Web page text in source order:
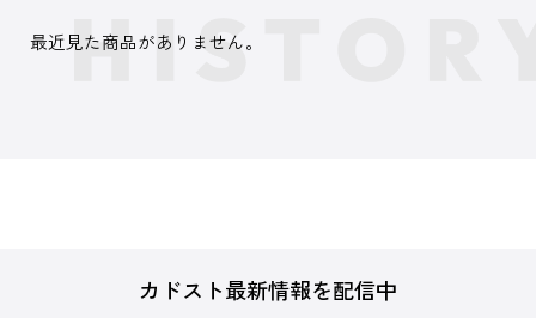
最近見た商品がありません。
カドスト最新情報を配信中